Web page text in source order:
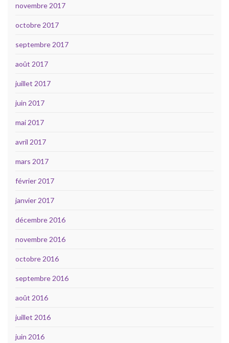
novembre 2017
octobre 2017
septembre 2017
août 2017
juillet 2017
juin 2017
mai 2017
avril 2017
mars 2017
février 2017
janvier 2017
décembre 2016
novembre 2016
octobre 2016
septembre 2016
août 2016
juillet 2016
juin 2016